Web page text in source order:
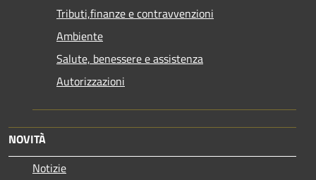
Tributi,finanze e contravvenzioni
Ambiente
Salute, benessere e assistenza
Autorizzazioni
NOVITÀ
Notizie